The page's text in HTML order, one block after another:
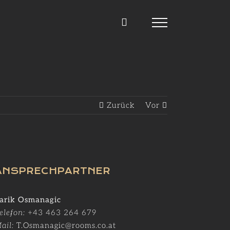
Zurück Vor
Osmanagic
+43 463 264 679
T.Osmanagic@rooms.co.at